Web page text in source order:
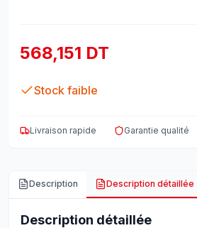
568,151 DT
Stock faible
Livraison rapide Garantie qualité
Description Description détaillée
Description détaillée